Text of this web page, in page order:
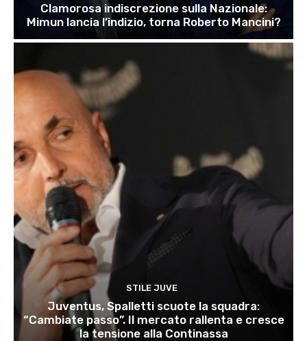
Clamorosa indiscrezione sulla Nazionale:
Mimun lancia l’indizio, torna Roberto Mancini?
STILE JUVE
Juventus, Spalletti scuote la squadra:
“Cambiate passo”. Il mercato rallenta e cresce
la tensione alla Continassa